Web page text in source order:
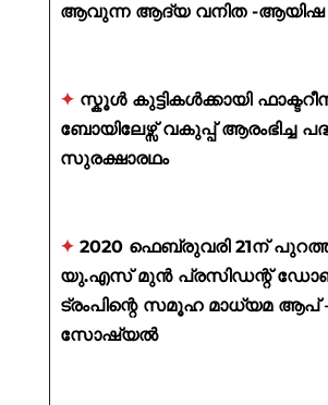
ആവുന്ന ആദ്യ വനിത -ആയിഷ
✦ സ്കൂൾ കുട്ടികൾക്കായി
ബോയിലേഴ്സ് വകുപ്പ് ആരംഭിച്ച
സുരക്ഷാരഥം
✦ 2020 ഫെബ്രുവരി 21ന്
യു.എസ് മുൻ പ്രസിഡന്റ്
ട്രംപിന്റെ സമൂഹ മാധ്യമ ആപ്
സോഷ്യൽ